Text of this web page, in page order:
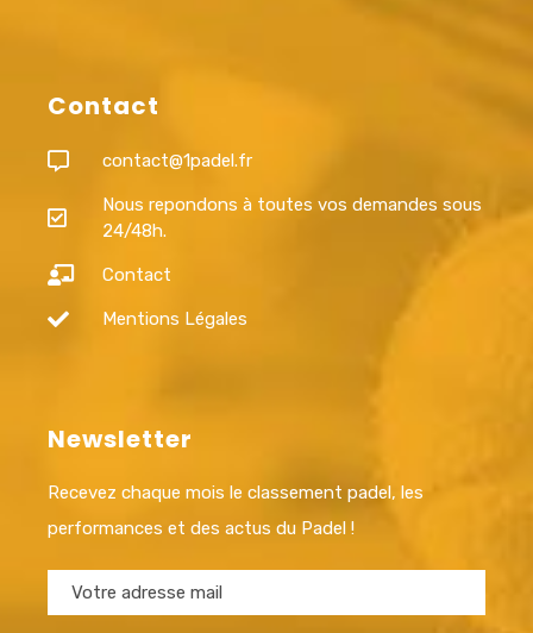
Contact
contact@1padel.fr
Nous repondons à toutes vos demandes sous
24/48h.
Contact
Mentions Légales
Newsletter
Recevez chaque mois le classement padel, les
performances et des actus du Padel !